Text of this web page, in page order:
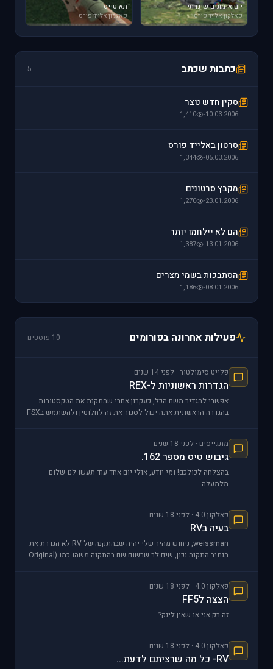
יום אימונים שיגרתי
פאלקון אלייד פורס
תא טייס
פאלקון אלייד פורס
כתבות שכתב 5
סקין חדש נוצר
10.03.2006
·
1,410
סרטון באלייד פורס
05.03.2006
·
1,344
מקבץ סרטונים
23.01.2006
·
1,270
הם לא יילחמו יותר
13.01.2006
·
1,387
הסתבכות בשמי מצרים
08.01.2006
·
1,186
פעילות אחרונה בפורומים 10 פוסטים
פלייט סימולטור · לפני 14 שנים
הגדרות ראשוניות ל-REX
אפשרי להגדיר משם הכל, כעקרון אחרי שהתקנת את הטקסטורות
בהגדרה הראשונית אתה יכול לסגור את זה לחלוטין ולהשתמש בFSX
מתגייסים · לפני 18 שנים
גיבוש טיס מספר 162.
בהצלחה לכולכם! ומי יודע, אולי יום אחד עוד תעשו לנו שלום
מלמעלה
פאלקון 4.0 · לפני 18 שנים
בעיה בRV
weissman, ניחוש מהיר שלי יהיה שבהתקנה של RV לא הגדרת את
הנתיב התקנה נכון, שים לב שרשום שם בהתקנה משהו כמו (Original
פאלקון 4.0 · לפני 18 שנים
הצצה לFF5
זה רק אני או שאין לינק?
פאלקון 4.0 · לפני 18 שנים
RV- כל מה שרציתם לדעת...